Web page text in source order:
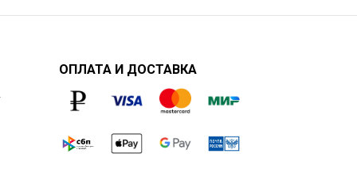
ОПЛАТА И ДОСТАВКА